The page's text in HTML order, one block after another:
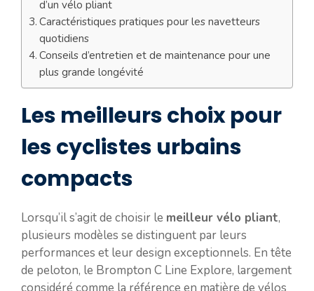
d’un vélo pliant
Caractéristiques pratiques pour les navetteurs
quotidiens
Conseils d’entretien et de maintenance pour une
plus grande longévité
Les meilleurs choix pour
les cyclistes urbains
compacts
Lorsqu’il s’agit de choisir le meilleur vélo pliant,
plusieurs modèles se distinguent par leurs
performances et leur design exceptionnels. En tête
de peloton, le Brompton C Line Explore, largement
considéré comme la référence en matière de vélos